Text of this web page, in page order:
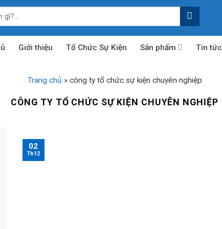
Giới thiệu Tổ Chức Sự Kiện Sản phẩm Tin tức
Trang chủ » công ty tổ chức sự kiện chuyên nghiệp
CÔNG TY TỔ CHỨC SỰ KIỆN CHUYÊN NGHIỆP
02
Th12